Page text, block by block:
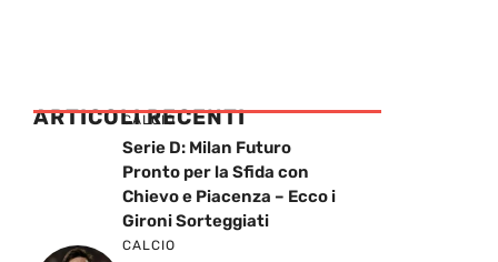
ARTICOLI RECENTI
CALCIO
Serie D: Milan Futuro
Pronto per la Sfida con
Chievo e Piacenza – Ecco i
Gironi Sorteggiati
CALCIO